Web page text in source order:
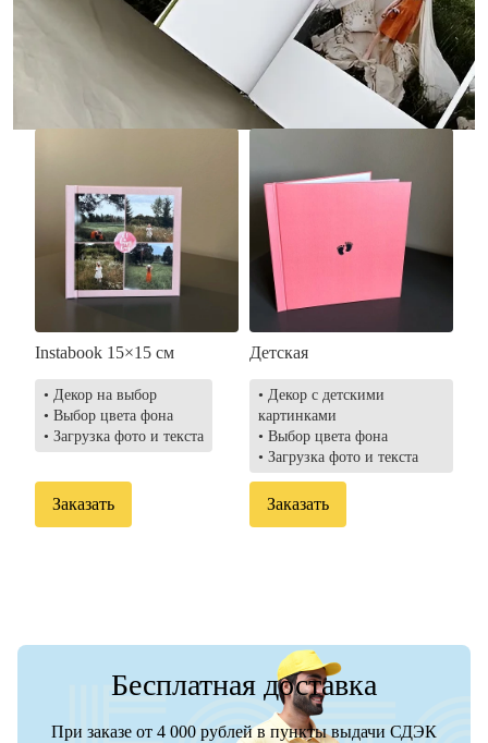
• Загрузка фото и текста
• Выбор цвета фона
• Загрузка фото и текста
Instabook 15×15 см
• Декор на выбор
• Выбор цвета фона
• Загрузка фото и текста
Заказать
Детская
• Декор с детскими
картинками
• Выбор цвета фона
• Загрузка фото и текста
Заказать
Бесплатная доставка
При заказе от 4 000 рублей в пункты выдачи СДЭК